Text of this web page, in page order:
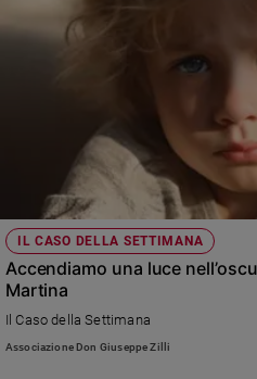
IL CASO DELLA SETTIMANA
Accendiamo una luce
Martina
Il Caso della Settimana
Associazione Don Giuseppe Zilli